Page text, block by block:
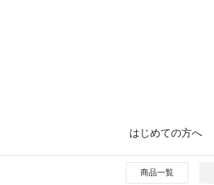
はじめての方へ
商品一覧